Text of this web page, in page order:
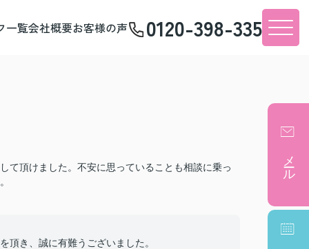
一覧会社概要お客様の声 0120-398-335
て頂けました。不安に思っていることも相談に乗っ
頂き、誠に有難うございました。
メール